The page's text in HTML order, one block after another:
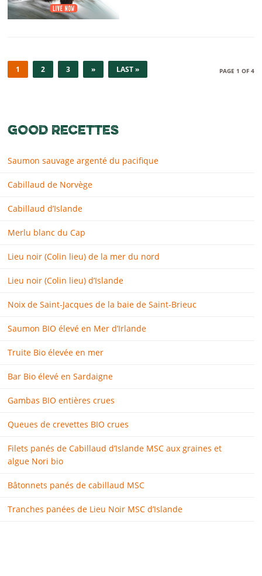
PAGE 1 OF 4
1 2 3 » LAST »
GOOD RECETTES
Saumon sauvage argenté du pacifique
Cabillaud de Norvège
Cabillaud d’Islande
Merlu blanc du Cap
Lieu noir (Colin lieu) de la mer du nord
Lieu noir (Colin lieu) d’Islande
Noix de Saint-Jacques de la baie de Saint-Brieuc
Saumon BIO élevé en Mer d’Irlande
Truite Bio élevée en mer
Bar Bio élevé en Sardaigne
Gambas BIO entières crues
Queues de crevettes BIO crues
Filets panés de Cabillaud d’Islande MSC aux graines et
algue Nori bio
Bâtonnets panés de cabillaud MSC
Tranches panées de Lieu Noir MSC d’Islande